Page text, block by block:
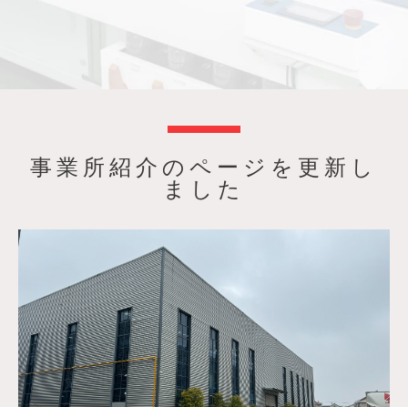
事業所紹介のページを更新し
ました